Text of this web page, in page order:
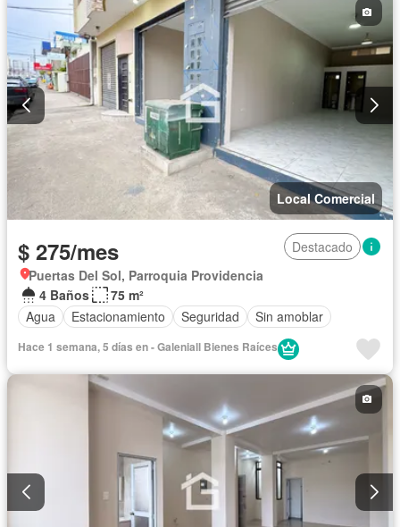
Local Comercial
$ 275/mes
Destacado
Puertas Del Sol, Parroquia Providencia
4 Baños
75 m²
Agua
Estacionamiento Seguridad Sin amoblar
Hace 1 semana, 5 días en - Galeniall Bienes Raíces